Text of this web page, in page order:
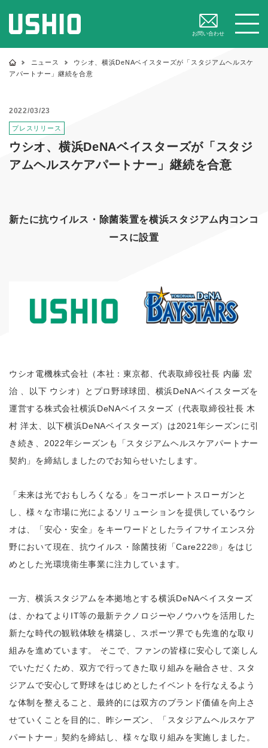
お問い合わせ
ニュース
ウシオ、横浜DeNAベイスターズが「スタジアムヘルスケ
アパートナー」継続を合意
2022/03/23
プレスリリース
ウシオ、横浜DeNAベイスターズが「スタジ
アムヘルスケアパートナー」継続を合意
新たに抗ウイルス・除菌装置を横浜スタジアム内コンコ
ースに設置
ウシオ電機株式会社（本社：東京都、代表取締役社長 内藤 宏
治 、以下 ウシオ）とプロ野球球団、横浜DeNAベイスターズを
運営する株式会社横浜DeNAベイスターズ（代表取締役社長 木
村 洋太、以下横浜DeNAベイスターズ）は2021年シーズンに引
き続き、2022年シーズンも「スタジアムヘルスケアパートナー
契約」を締結しましたのでお知らせいたします。
「未来は光でおもしろくなる」をコーポレートスローガンと
し、様々な市場に光によるソリューションを提供しているウシ
オは、「安心・安全」をキーワードとしたライフサイエンス分
野において現在、抗ウイルス・除菌技術「Care222®」をはじ
めとした光環境衛生事業に注力しています。
一方、横浜スタジアムを本拠地とする横浜DeNAベイスターズ
は、かねてよりIT等の最新テクノロジーやノウハウを活用した
新たな時代の観戦体験を構築し、スポーツ界でも先進的な取り
組みを進めています。 そこで、ファンの皆様に安心して楽しん
でいただくため、双方で行ってきた取り組みを融合させ、スタ
ジアムで安心して野球をはじめとしたイベントを行なえるよう
な体制を整えること、最終的には双方のブランド価値を向上さ
せていくことを目的に、昨シーズン、「スタジアムヘルスケア
パートナー」契約を締結し、様々な取り組みを実施しました。